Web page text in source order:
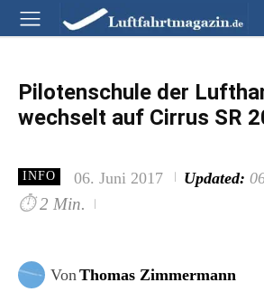
Pilotenschule der
wechselt auf Cirrus SR
INFO 06. Juni 2017 Updated:
⏱ 2 Min.
VonThomas Zimmermann